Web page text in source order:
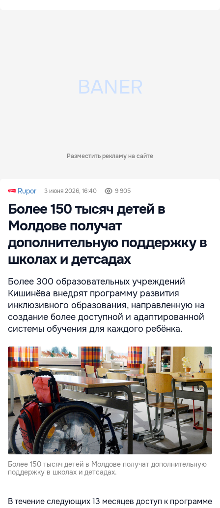
Разместить рекламу на сайте
Rupor 3 июня 2026, 16:40 9 905
Более 150 тысяч детей в
Молдове получат
дополнительную поддержку в
школах и детсадах
Более 300 образовательных учреждений
Кишинёва внедрят программу развития
инклюзивного образования, направленную на
создание более доступной и адаптированной
системы обучения для каждого ребёнка.
Более 150 тысяч детей в Молдове получат дополнительную
поддержку в школах и детсадах.
В течение следующих 13 месяцев доступ к программе